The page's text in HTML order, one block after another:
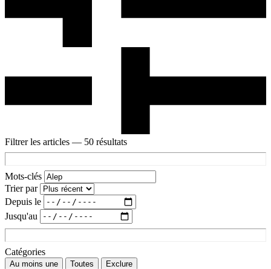
Filtrer les articles — 50 résultats
Mots-clés
Trier par
Depuis le
Jusqu'au
Catégories
Au moins une Toutes Exclure